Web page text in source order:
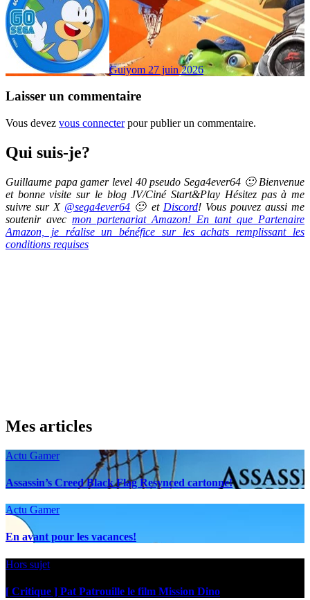
Guiyom 27 juin 2026
Laisser un commentaire
Vous devez vous connecterpour publier un commentaire.
Qui suis-je?
Guillaume papa gamer level 40 pseudo Sega4ever64 🙂 Bienvenue
et bonne visite sur le blog JV/Ciné Start&Play Hésitez pas à me
suivre sur X @sega4ever64 🙂 et Discord! Vous pouvez aussi me
soutenir avec mon partenariat Amazon! En tant que Partenaire
Amazon, je réalise un bénéfice sur les achats remplissant les
conditions requises
Mes articles
Actu Gamer
Assassin’s Creed Black Flag Resynced cartonne!
Actu Gamer
En avant pour les vacances!
Hors sujet
[ Critique ] Pat Patrouille le film Mission Dino